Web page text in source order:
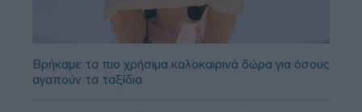
Βρήκαμε τα πιο χρήσιμα καλοκαιρινά δώρα για όσους
αγαπούν τα ταξίδια